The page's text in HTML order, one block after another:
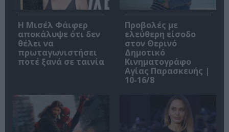
Η Μισέλ Φάιφερ
αποκάλυψε ότι δεν
θέλει να
πρωταγωνιστήσει
ποτέ ξανά σε ταινία
Προβολές με
ελεύθερη είσοδο
στον Θερινό
Δημοτικό
Κινηματογράφο
Αγίας Παρασκευής |
10-16/8